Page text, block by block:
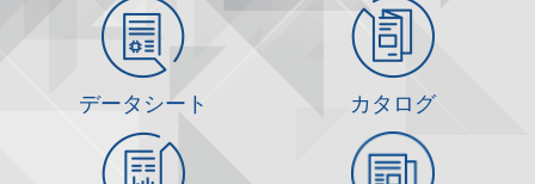
データシート カタログ